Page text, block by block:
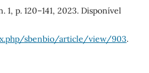
1, p. 120–141, 2023. Disponível
sbenbio/article/view/903.